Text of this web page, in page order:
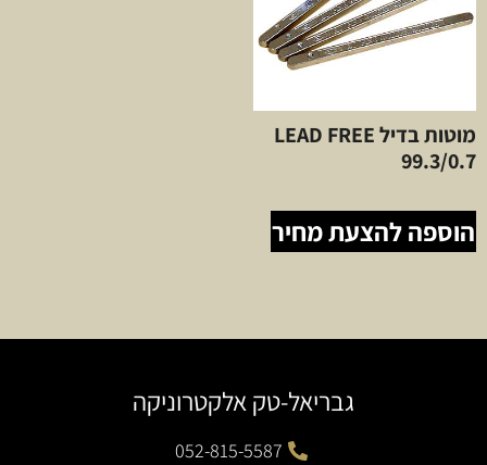
מוטות בדיל LEAD FREE
99.3/0.7
הוספה להצעת מחיר
גבריאל-טק אלקטרוניקה
052-815-5587